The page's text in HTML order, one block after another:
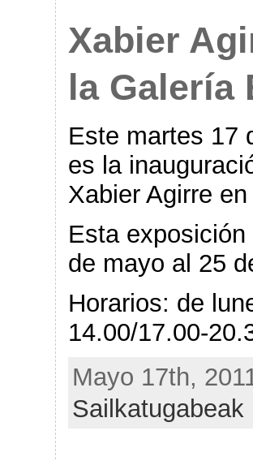
Xabier
la Galería
Este martes 17
es la
Xabier Agirre
Esta
de mayo al 25
Horarios: de
14.00/17.00-
Mayo 17th,
Sailkatugabeak